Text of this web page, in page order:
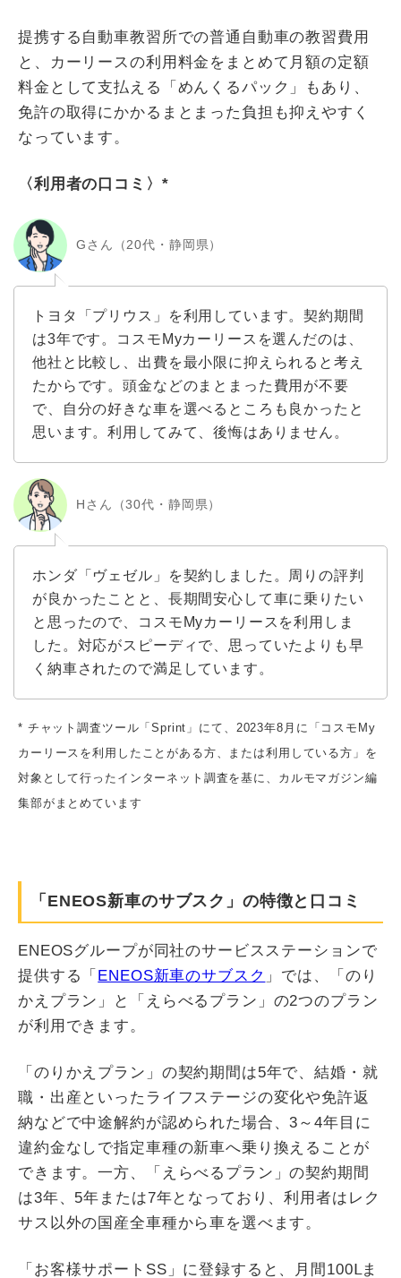
提携する自動車教習所での普通自動車の教習費用
と、カーリースの利用料金をまとめて月額の定額
料金として支払える「めんくるパック」もあり、
免許の取得にかかるまとまった負担も抑えやすく
なっています。
〈利用者の口コミ〉*
Gさん（20代・静岡県）
トヨタ「プリウス」を利用しています。契約期間
は3年です。コスモMyカーリースを選んだのは、
他社と比較し、出費を最小限に抑えられると考え
たからです。頭金などのまとまった費用が不要
で、自分の好きな車を選べるところも良かったと
思います。利用してみて、後悔はありません。
Hさん（30代・静岡県）
ホンダ「ヴェゼル」を契約しました。周りの評判
が良かったことと、長期間安心して車に乗りたい
と思ったので、コスモMyカーリースを利用しま
した。対応がスピーディで、思っていたよりも早
く納車されたので満足しています。
* チャット調査ツール「Sprint」にて、2023年8月に「コスモMy
カーリースを利用したことがある方、または利用している方」を
対象として行ったインターネット調査を基に、カルモマガジン編
集部がまとめています
「ENEOS新車のサブスク」の特徴と口コミ
ENEOSグループが同社のサービスステーションで
提供する「 ENEOS新車のサブスク 」では、「のり
かえプラン」と「えらべるプラン」の2つのプラン
が利用できます。
「のりかえプラン」の契約期間は5年で、結婚・就
職・出産といったライフステージの変化や免許返
納などで中途解約が認められた場合、3～4年目に
違約金なしで指定車種の新車へ乗り換えることが
できます。一方、「えらべるプラン」の契約期間
は3年、5年または7年となっており、利用者はレク
サス以外の国産全車種から車を選べます。
「お客様サポートSS」に登録すると、月間100Ⅼま